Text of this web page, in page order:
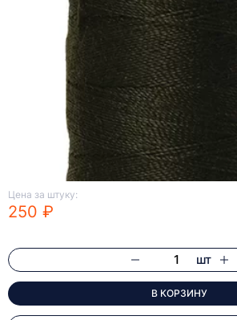
Цена за штуку:
250 ₽
шт
В КОРЗИНУ